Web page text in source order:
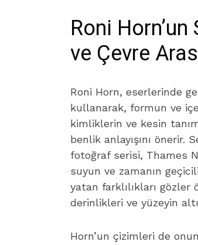
Roni
ve Çevre
Roni Horn, eserlerinde
kullanarak, formun ve
kimliklerin ve kesin
benlik anlayışını önerir.
fotoğraf serisi, Thames
suyun ve zamanın
yatan farklılıkları gözler
derinlikleri ve yüzeyin
Horn’un çizimleri de